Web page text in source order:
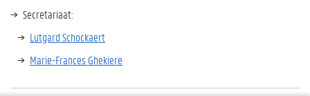
Secretariaat:
Lutgard Schockaert
Marie-Frances Ghekiere